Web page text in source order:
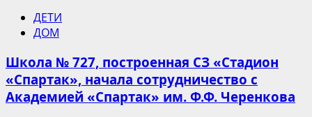
Покровское-
Стрешнево
открыт
ДЕТИ
ДОМ
Школа № 727, построенная СЗ «Стадион
«Спартак», начала сотрудничество с
Академией «Спартак» им. Ф.Ф. Черенкова